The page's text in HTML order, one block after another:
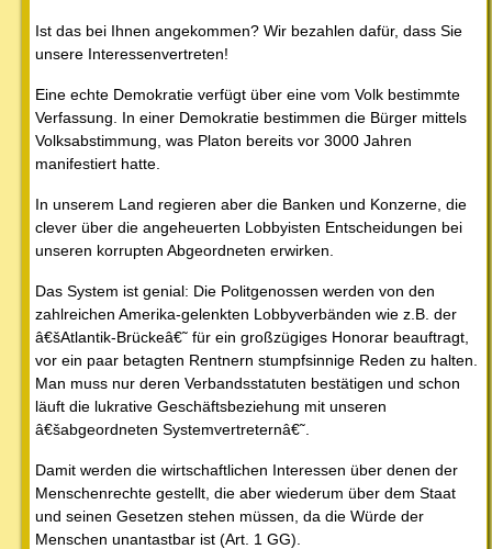
Ist das bei Ihnen angekommen? Wir bezahlen dafür, dass Sie
unsere Interessenvertreten!
Eine echte Demokratie verfügt über eine vom Volk bestimmte
Verfassung. In einer Demokratie bestimmen die Bürger mittels
Volksabstimmung, was Platon bereits vor 3000 Jahren
manifestiert hatte.
In unserem Land regieren aber die Banken und Konzerne, die
clever über die angeheuerten Lobbyisten Entscheidungen bei
unseren korrupten Abgeordneten erwirken.
Das System ist genial: Die Politgenossen werden von den
zahlreichen Amerika-gelenkten Lobbyverbänden wie z.B. der
â€šAtlantik-Brückeâ€˜ für ein großzügiges Honorar beauftragt,
vor ein paar betagten Rentnern stumpfsinnige Reden zu halten.
Man muss nur deren Verbandsstatuten bestätigen und schon
läuft die lukrative Geschäftsbeziehung mit unseren
â€šabgeordneten Systemvertreternâ€˜.
Damit werden die wirtschaftlichen Interessen über denen der
Menschenrechte gestellt, die aber wiederum über dem Staat
und seinen Gesetzen stehen müssen, da die Würde der
Menschen unantastbar ist (Art. 1 GG).